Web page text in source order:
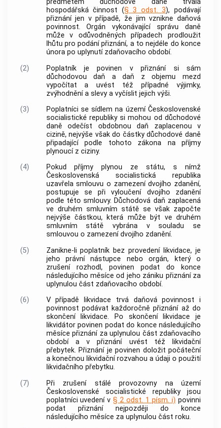
předmětem důchodové daně trvalá
hospodářská činnost (§ 3 odst. 3), podávají
přiznání jen v případě, že jim vznikne daňová
povinnost. Orgán vykonávající správu daně
může v odůvodněných případech prodloužit
lhůtu pro podání přiznání, a to nejdéle do konce
února po uplynutí zdaňovacího období.
(2)
Poplatník je povinen v přiznání si sám
důchodovou daň a daň z objemu mezd
vypočítat a uvést též případné výjimky,
zvýhodnění a slevy a vyčíslit jejich výši.
(3)
Poplatníci se sídlem na území Československé
socialistické republiky si mohou od důchodové
daně odečíst obdobnou daň zaplacenou v
cizině, nejvýše však do částky důchodové daně
připadající podle tohoto zákona na příjmy
plynoucí z ciziny.
(4)
Pokud příjmy plynou ze státu, s nímž
Československá socialistická republika
uzavřela smlouvu o zamezení dvojího zdanění,
postupuje se při vyloučení dvojího zdanění
podle této smlouvy. Důchodová daň zaplacená
ve druhém smluvním státě se však započte
nejvýše částkou, která může být ve druhém
smluvním státě vybrána v souladu se
smlouvou o zamezení dvojího zdanění.
(5)
Zanikne-li poplatník bez provedení likvidace, je
jeho právní nástupce nebo orgán, který o
zrušení rozhodl, povinen podat do konce
následujícího měsíce od jeho zániku přiznání za
uplynulou část zdaňovacího období.
(6)
V případě likvidace trvá daňová povinnost i
povinnost podávat každoročně přiznání až do
skončení likvidace. Po skončení likvidace je
likvidátor povinen podat do konce následujícího
měsíce přiznání za uplynulou část zdaňovacího
období a v přiznání uvést též likvidační
přebytek. Přiznání je povinen doložit počáteční
a konečnou likvidační rozvahou a údaji o použití
likvidačního přebytku.
(7)
Při zrušení stálé provozovny na území
Československé socialistické republiky jsou
poplatníci uvedení v§ 2 odst. 1 písm. i) povinni
podat přiznání nejpozději do konce
následujícího měsíce za uplynulou část roku.